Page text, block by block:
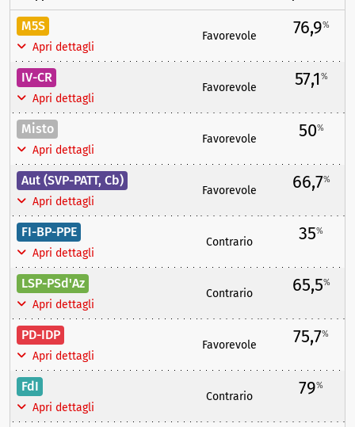
M5S
Apri dettagli
Favorevole 76,9%
IV-CR
Apri dettagli
Favorevole 57,1%
Misto
Apri dettagli
Favorevole 50%
Aut (SVP-PATT, Cb)
Apri dettagli
Favorevole 66,7%
FI-BP-PPE
Apri dettagli
Contrario 35%
LSP-PSd'Az
Apri dettagli
Contrario 65,5%
PD-IDP
Apri dettagli
Favorevole 75,7%
FdI
Apri dettagli
Contrario 79%